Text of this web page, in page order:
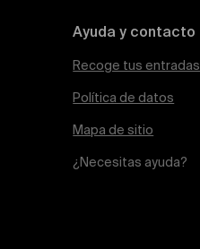
Ayuda y contacto
Recoge tus entradas
Política de datos
Mapa de sitio
¿Necesitas ayuda?